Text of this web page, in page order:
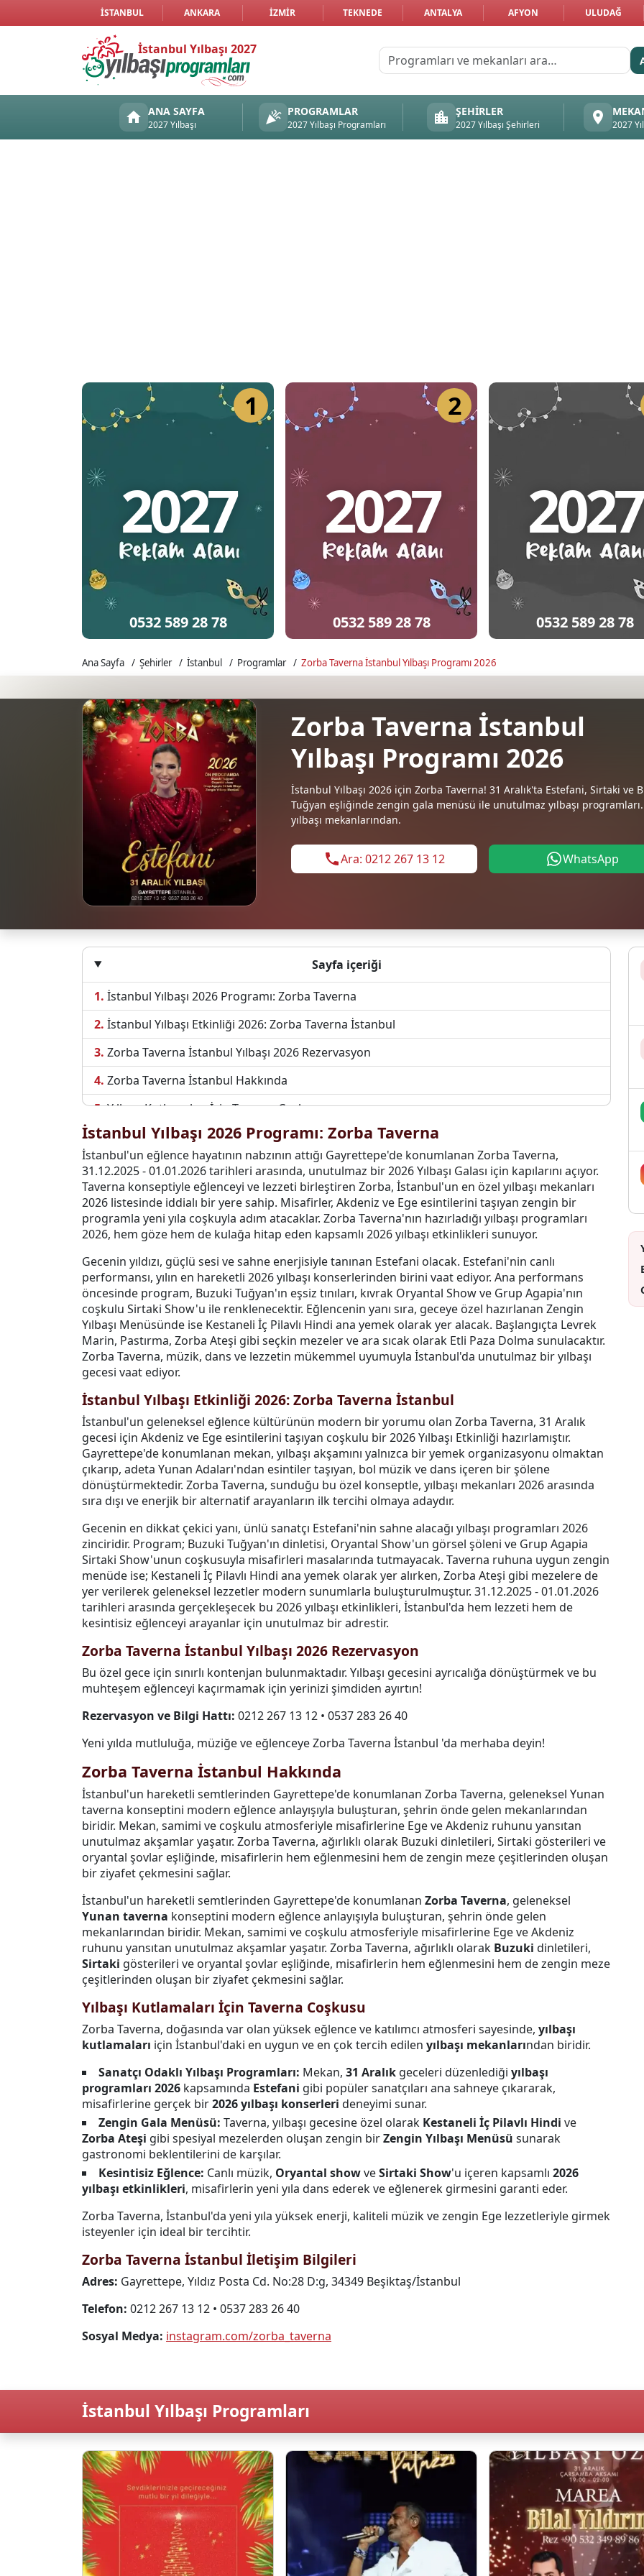
İSTANBUL ANKARA İZMIR TEKNEDE ANTALYA AFYON ULUDAĞ
İstanbul Yılbaşı 2027
ANA SAYFA
2027 Yılbaşı
PROGRAMLAR
2027 Yılbaşı Programları
ŞEHIRLER
2027 Yılbaşı Şehirleri 2027
1
2027
0532 589 28 78
2
2027
0532 589 28 78
2027
0532 589 28 78
Ana Sayfa Şehirler İstanbul Programlar Zorba Taverna İstanbul Yılbaşı Programı 2026
Zorba Taverna İstanbul
Yılbaşı Programı 2026
İstanbul Yılbaşı 2026 için Zorba Taverna! 31 Aralık'ta Estefani, Sirtaki ve
Tuğyan eşliğinde zengin gala menüsü ile unutulmaz yılbaşı
yılbaşı mekanlarından.
Ara: 0212 267 13 12 WhatsApp
Sayfa içeriği
İstanbul Yılbaşı 2026 Programı: Zorba Taverna
İstanbul Yılbaşı Etkinliği 2026: Zorba Taverna İstanbul
Zorba Taverna İstanbul Yılbaşı 2026 Rezervasyon
Zorba Taverna İstanbul Hakkında
Yılbaşı Kutlamaları İçin Taverna Coşkusu
Zorba Taverna İstanbul İletişim Bilgileri
İstanbul Yılbaşı 2026 Programı: Zorba Taverna
İstanbul'un eğlence hayatının nabzının attığı Gayrettepe'de konumlanan Zorba Taverna,
31.12.2025 - 01.01.2026 tarihleri arasında, unutulmaz bir 2026 Yılbaşı Galası için kapılarını açıyor.
Taverna konseptiyle eğlenceyi ve lezzeti birleştiren Zorba, İstanbul'un en özel yılbaşı mekanları
2026 listesinde iddialı bir yere sahip. Misafirler, Akdeniz ve Ege esintilerini taşıyan zengin bir
programla yeni yıla coşkuyla adım atacaklar. Zorba Taverna'nın hazırladığı yılbaşı programları
2026, hem göze hem de kulağa hitap eden kapsamlı 2026 yılbaşı etkinlikleri sunuyor.
Gecenin yıldızı, güçlü sesi ve sahne enerjisiyle tanınan Estefani olacak. Estefani'nin canlı
performansı, yılın en hareketli 2026 yılbaşı konserlerinden birini vaat ediyor. Ana performans
öncesinde program, Buzuki Tuğyan'ın eşsiz tınıları, kıvrak Oryantal Show ve Grup Agapia'nın
coşkulu Sirtaki Show'u ile renklenecektir. Eğlencenin yanı sıra, geceye özel hazırlanan Zengin
Yılbaşı Menüsünde ise Kestaneli İç Pilavlı Hindi ana yemek olarak yer alacak. Başlangıçta Levrek
Marin, Pastırma, Zorba Ateşi gibi seçkin mezeler ve ara sıcak olarak Etli Paza Dolma sunulacaktır.
Zorba Taverna, müzik, dans ve lezzetin mükemmel uyumuyla İstanbul'da unutulmaz bir yılbaşı
gecesi vaat ediyor.
İstanbul Yılbaşı Etkinliği 2026: Zorba Taverna İstanbul
İstanbul'un geleneksel eğlence kültürünün modern bir yorumu olan Zorba Taverna, 31 Aralık
gecesi için Akdeniz ve Ege esintilerini taşıyan coşkulu bir 2026 Yılbaşı Etkinliği hazırlamıştır.
Gayrettepe'de konumlanan mekan, yılbaşı akşamını yalnızca bir yemek organizasyonu olmaktan
çıkarıp, adeta Yunan Adaları'ndan esintiler taşıyan, bol müzik ve dans içeren bir şölene
dönüştürmektedir. Zorba Taverna, sunduğu bu özel konseptle, yılbaşı mekanları 2026 arasında
sıra dışı ve enerjik bir alternatif arayanların ilk tercihi olmaya adaydır.
Gecenin en dikkat çekici yanı, ünlü sanatçı Estefani'nin sahne alacağı yılbaşı programları 2026
zinciridir. Program; Buzuki Tuğyan'ın dinletisi, Oryantal Show'un görsel şöleni ve Grup Agapia
Sirtaki Show'unun coşkusuyla misafirleri masalarında tutmayacak. Taverna ruhuna uygun zengin
menüde ise; Kestaneli İç Pilavlı Hindi ana yemek olarak yer alırken, Zorba Ateşi gibi mezelere de
yer verilerek geleneksel lezzetler modern sunumlarla buluşturulmuştur. 31.12.2025 - 01.01.2026
tarihleri arasında gerçekleşecek bu 2026 yılbaşı etkinlikleri, İstanbul'da hem lezzeti hem de
kesintisiz eğlenceyi arayanlar için unutulmaz bir adrestir.
Zorba Taverna İstanbul Yılbaşı 2026 Rezervasyon
Bu özel gece için sınırlı kontenjan bulunmaktadır. Yılbaşı gecesini ayrıcalığa dönüştürmek ve bu
muhteşem eğlenceyi kaçırmamak için yerinizi şimdiden ayırtın!
Rezervasyon ve Bilgi Hattı: 0212 267 13 12 • 0537 283 26 40
Yeni yılda mutluluğa, müziğe ve eğlenceye Zorba Taverna İstanbul 'da merhaba deyin!
Zorba Taverna İstanbul Hakkında
İstanbul'un hareketli semtlerinden Gayrettepe'de konumlanan Zorba Taverna, geleneksel Yunan
taverna konseptini modern eğlence anlayışıyla buluşturan, şehrin önde gelen mekanlarından
biridir. Mekan, samimi ve coşkulu atmosferiyle misafirlerine Ege ve Akdeniz ruhunu yansıtan
unutulmaz akşamlar yaşatır. Zorba Taverna, ağırlıklı olarak Buzuki dinletileri, Sirtaki gösterileri ve
oryantal şovlar eşliğinde, misafirlerin hem eğlenmesini hem de zengin meze çeşitlerinden oluşan
bir ziyafet çekmesini sağlar.
İstanbul'un hareketli semtlerinden Gayrettepe'de konumlanan Zorba Taverna, geleneksel
Yunan taverna konseptini modern eğlence anlayışıyla buluşturan, şehrin önde gelen
mekanlarından biridir. Mekan, samimi ve coşkulu atmosferiyle misafirlerine Ege ve Akdeniz
ruhunu yansıtan unutulmaz akşamlar yaşatır. Zorba Taverna, ağırlıklı olarak Buzuki dinletileri,
Sirtaki gösterileri ve oryantal şovlar eşliğinde, misafirlerin hem eğlenmesini hem de zengin meze
çeşitlerinden oluşan bir ziyafet çekmesini sağlar.
Yılbaşı Kutlamaları İçin Taverna Coşkusu
Zorba Taverna, doğasında var olan yüksek eğlence ve katılımcı atmosferi sayesinde, yılbaşı
kutlamaları için İstanbul'daki en uygun ve en çok tercih edilen yılbaşı mekanlarından biridir.
Sanatçı Odaklı Yılbaşı Programları: Mekan, 31 Aralık geceleri düzenlediği yılbaşı
programları 2026 kapsamında Estefani gibi popüler sanatçıları ana sahneye çıkararak,
misafirlerine gerçek bir2026 yılbaşı konserleri deneyimi sunar.
Zengin Gala Menüsü: Taverna, yılbaşı gecesine özel olarak Kestaneli İç Pilavlı Hindi ve
Zorba Ateşi gibi spesiyal mezelerden oluşan zengin birZengin Yılbaşı Menüsü sunarak
gastronomi beklentilerini de karşılar.
Kesintisiz Eğlence: Canlı müzik, Oryantal showveSirtaki Show'u içeren kapsamlı 2026
yılbaşı etkinlikleri, misafirlerin yeni yıla dans ederek ve eğlenerek girmesini garanti eder.
Zorba Taverna, İstanbul'da yeni yıla yüksek enerji, kaliteli müzik ve zengin Ege lezzetleriyle girmek
isteyenler için ideal bir tercihtir.
Zorba Taverna İstanbul İletişim Bilgileri
Adres: Gayrettepe, Yıldız Posta Cd. No:28 D:g, 34349 Beşiktaş/İstanbul
Telefon: 0212 267 13 12 • 0537 283 26 40
Sosyal Medya: instagram.com/zorba_taverna
İstanbul Yılbaşı Programları